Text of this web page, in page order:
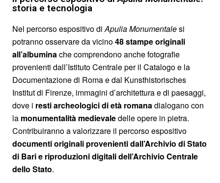
storia e tecnologia
Nel percorso espositivo diApulia Monumentalesi
potranno osservare da vicino48 stampe originali
all’albuminache comprendono anche fotografie
provenienti dall’Istituto Centrale per il Catalogo e la
Documentazione di Roma e dal Kunsthistorisches
Institut di Firenze, immagini d’architettura e di paesaggi,
dove i resti archeologici di età romanadialogano con
la monumentalità medievaledelle opere in pietra.
Contribuiranno a valorizzare il percorso espositivo
documenti originali provenienti dall’Archivio di Stato
di Bari e riproduzioni digitali dell’Archivio Centrale
dello Stato.